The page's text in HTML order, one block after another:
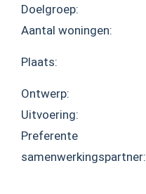
Doelgroep:
Aantal woningen:
Plaats:
Ontwerp:
Uitvoering:
Preferente
samenwerkingspartner: